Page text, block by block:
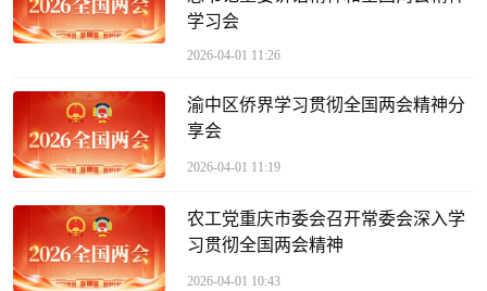
学习会
2026-04-01 11:26
渝中区侨界学习贯彻全国两会精神分
享会
2026-04-01 11:19
农工党重庆市委会召开常委会深入学
习贯彻全国两会精神
2026-04-01 10:43